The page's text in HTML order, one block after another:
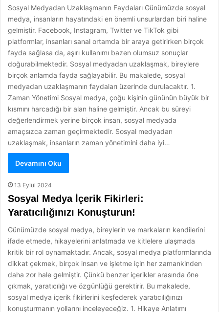
Sosyal Medyadan Uzaklaşmanın Faydaları Günümüzde sosyal
medya, insanların hayatındaki en önemli unsurlardan biri haline
gelmiştir. Facebook, Instagram, Twitter ve TikTok gibi
platformlar, insanları sanal ortamda bir araya getirirken birçok
fayda sağlasa da, aşırı kullanımı bazen olumsuz sonuçlar
doğurabilmektedir. Sosyal medyadan uzaklaşmak, bireylere
birçok anlamda fayda sağlayabilir. Bu makalede, sosyal
medyadan uzaklaşmanın faydaları üzerinde durulacaktır. 1.
Zaman Yönetimi Sosyal medya, çoğu kişinin gününün büyük bir
kısmını harcadığı bir alan haline gelmiştir. Ancak bu süreyi
değerlendirmek yerine birçok insan, sosyal medyada
amaçsızca zaman geçirmektedir. Sosyal medyadan
uzaklaşmak, insanların zaman yönetimini daha iyi…
Devamını Oku
13 Eylül 2024
Sosyal Medya İçerik Fikirleri:
Yaratıcılığınızı Konuşturun!
Günümüzde sosyal medya, bireylerin ve markaların kendilerini
ifade etmede, hikayelerini anlatmada ve kitlelere ulaşmada
kritik bir rol oynamaktadır. Ancak, sosyal medya platformlarında
dikkat çekmek, birçok insan ve işletme için her zamankinden
daha zor hale gelmiştir. Çünkü benzer içerikler arasında öne
çıkmak, yaratıcılığı ve özgünlüğü gerektirir. Bu makalede,
sosyal medya içerik fikirlerini keşfederek yaratıcılığınızı
konuşturmanın yollarını inceleyeceğiz. 1. Hikaye Anlatımı